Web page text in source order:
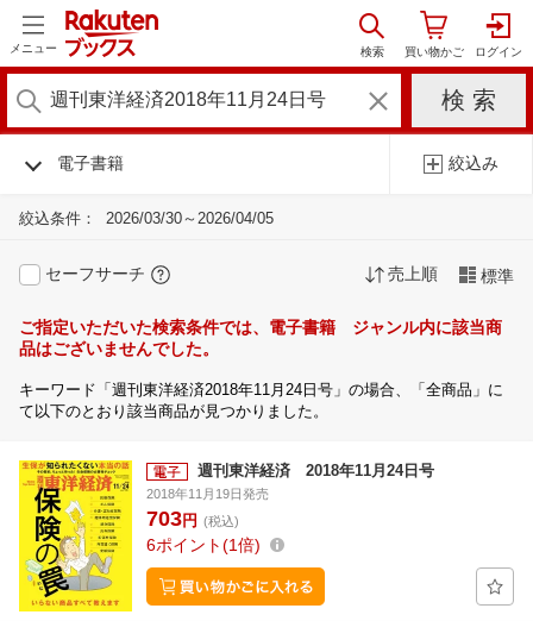
メニュー
電子書籍 絞込み
絞込条件： 2026/03/30～2026/04/05
セーフサーチ 売上順 標準
ご指定いただいた検索条件では、電子書籍 ジャンル内に該当商
品はございませんでした。
キーワード「週刊東洋経済2018年11月24日号」の場合、「全商品」に
て以下のとおり該当商品が見つかりました。
週刊東洋経済 2018年11月24日号
2018年11月19日発売
703円 (税込)
6ポイント 1倍